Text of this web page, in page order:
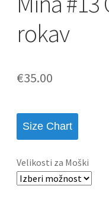
rokav
€35.00
Size Chart
Velikosti za Moški